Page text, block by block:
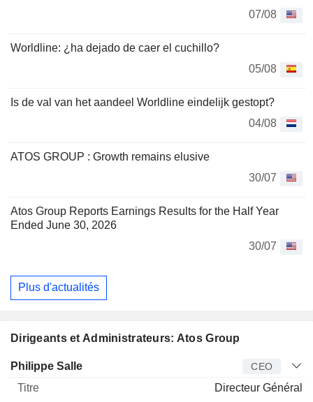
07/08
Worldline: ¿ha dejado de caer el cuchillo?
05/08
Is de val van het aandeel Worldline eindelijk gestopt?
04/08
ATOS GROUP : Growth remains elusive
30/07
Atos Group Reports Earnings Results for the Half Year
Ended June 30, 2026
30/07
Plus d'actualités
Dirigeants et Administrateurs: Atos Group
Dirigeant Titre
Philippe Salle CEO
Directeur Général